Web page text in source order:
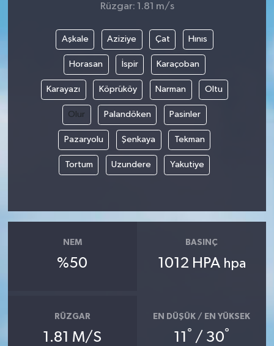
Rüzgar: 1.81 m/s
Aşkale Aziziye Çat Hınıs
Horasan İspir Karaçoban
Karayazı Köprüköy Narman Oltu
Olur Palandöken Pasinler
Pazaryolu Şenkaya Tekman
Tortum Uzundere Yakutiye
NEM
%50
BASINÇ
1012 HPA hpa
RÜZGAR
1.81 M/S
EN DÜŞÜK / EN YÜKSEK
11 ° / 30°